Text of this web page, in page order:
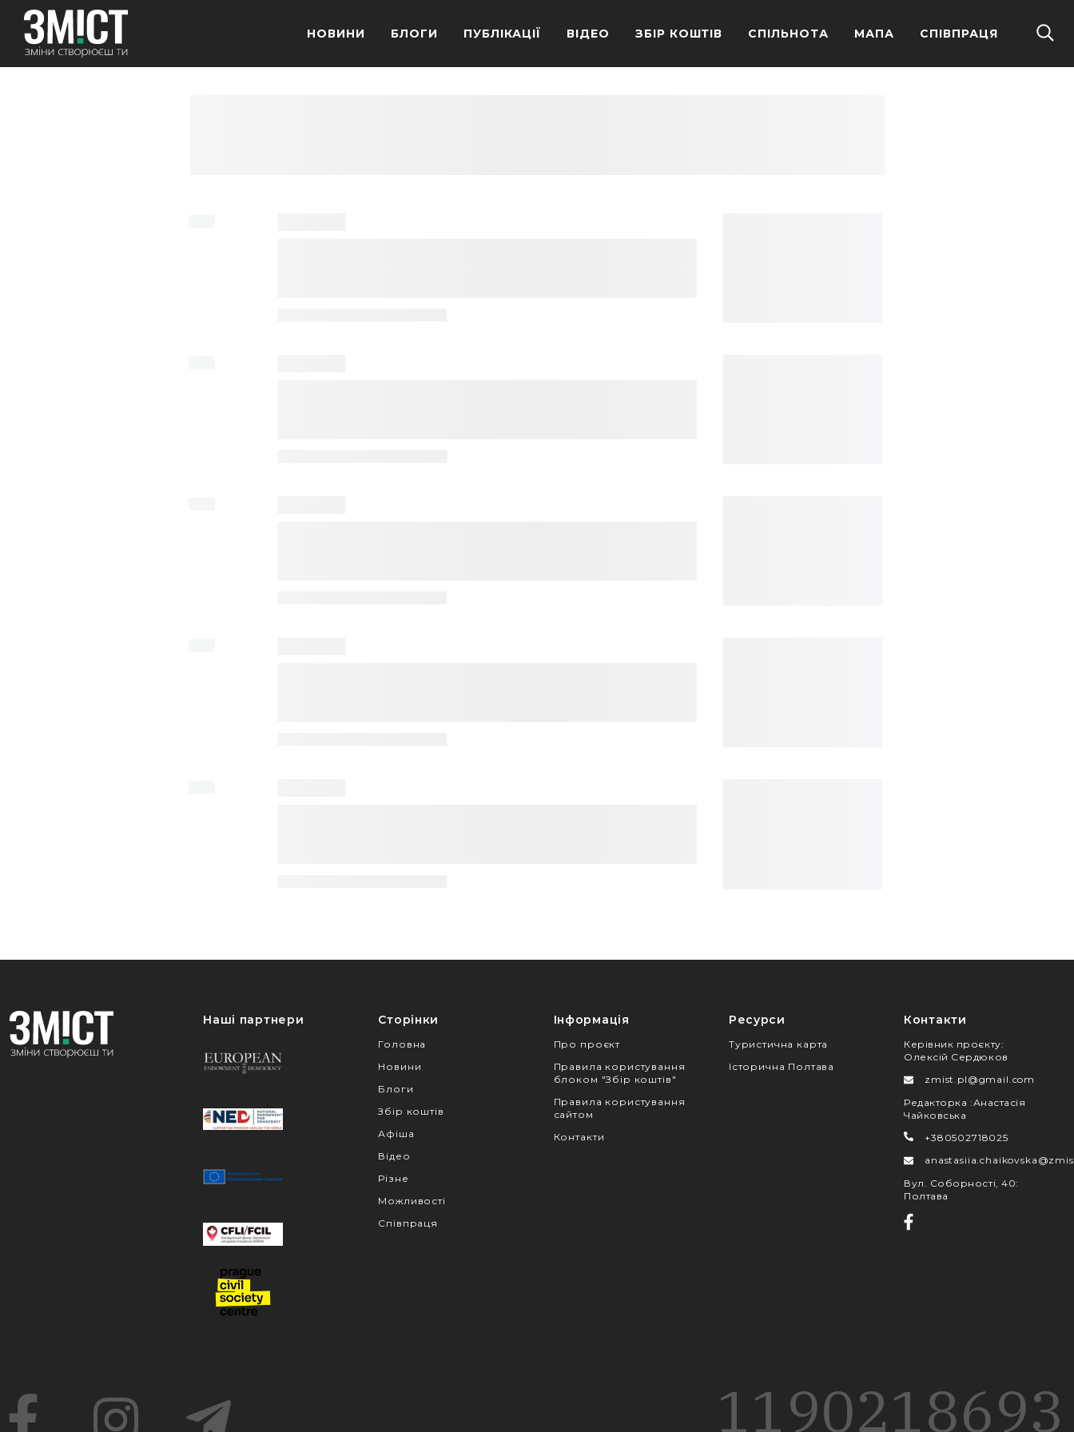
НОВИНИ БЛОГИ ПУБЛІКАЦІЇ ВІДЕО ЗБІР КОШТІВ СПІЛЬНОТА МАПА СПІВПРАЦЯ
Наші партнери Сторінки
Головна
Новини
Блоги
Збір коштів
Афіша
Відео
Різне
Можливості
Співпраця
Інформація
Про проєкт
Правила користування
блоком "Збір коштів"
Правила користування
сайтом
Контакти
Ресурси
Туристична карта
Історична Полтава
Контакти
Керівник проєкту:
Олексій Сердюков
zmist.pl@gmail.com
Редакторка :Анастасія
Чайковська
+380502718025
Вул. Соборності, 40:
Полтава
1190218693